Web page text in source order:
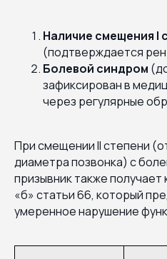
Наличие смещения I
(подтверждается
Болевой синдром
зафиксирован в
через регулярные
При смещении II степени
диаметра позвонка) с
призывник также получает
«б» статьи 66, который
умеренное нарушение